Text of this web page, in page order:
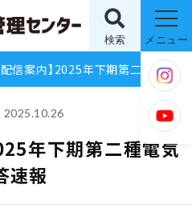
検索 メニュー
【LIVE配信案内】2025年下期第二種電気工事士筆記方式解答速報
2025.10.26
年下期第二種電気
速報